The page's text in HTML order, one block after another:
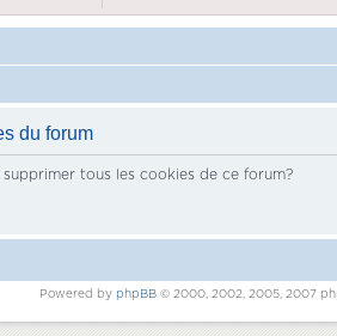
du forum
tous les cookies de ce forum?
Powered by phpBB© 2000, 2002, 2005, 2007